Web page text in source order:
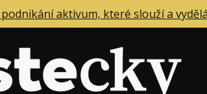
aktivum, které slouží a